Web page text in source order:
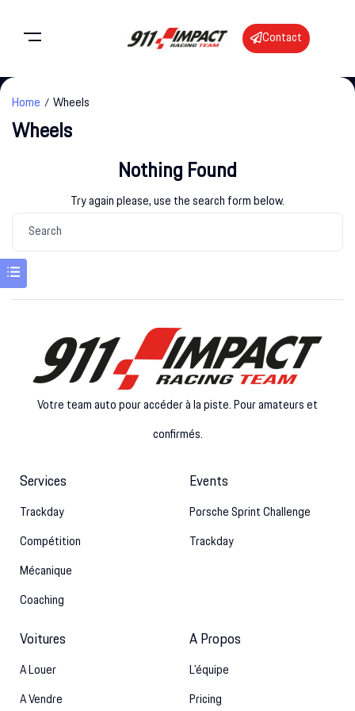
Contact
Home Wheels
Wheels
Nothing Found
Try again please, use the search form below.
Votre team auto pour accéder à la piste. Pour amateurs et
confirmés.
Services
Trackday
Compétition
Mécanique
Coaching
Events
Porsche Sprint Challenge
Trackday
Voitures
A Louer
A Vendre
A Propos
L’équipe
Pricing